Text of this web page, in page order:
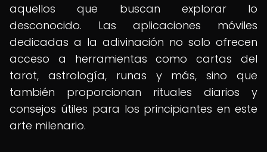
aquellos que buscan explorar lo
desconocido. Las aplicaciones móviles
dedicadas a la adivinación no solo ofrecen
acceso a herramientas como cartas del
tarot, astrología, runas y más, sino que
también proporcionan rituales diarios y
consejos útiles para los principiantes en este
arte milenario.